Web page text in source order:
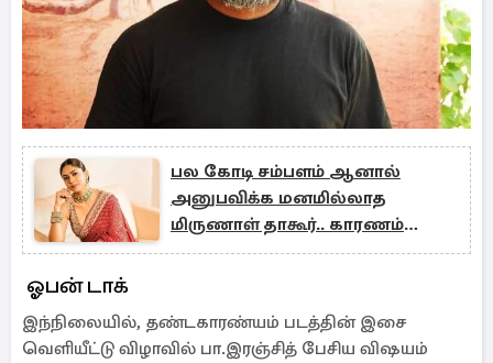
பல கோடி சம்பளம் ஆனால்
அனுபவிக்க மனமில்லாத
மிருணாள் தாகூர்.. காரணம்
என்ன?
ஓபன் டாக்
இந்நிலையில், தண்டகாரண்யம் படத்தின் இசை
வெளியீட்டு விழாவில் பா.இரஞ்சித் பேசிய விஷயம்